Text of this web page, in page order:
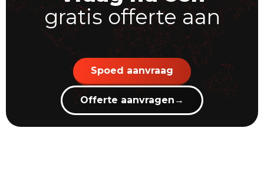
gratis offerte aan
Spoed aanvraag
Offerte aanvragen →